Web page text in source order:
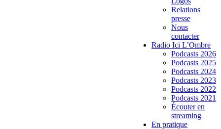
Relations
presse
Nous
contacter
Radio Ici L’Ombre
Podcasts 2026
Podcasts 2025
Podcasts 2024
Podcasts 2023
Podcasts 2022
Podcasts 2021
Écouter en
streaming
En pratique